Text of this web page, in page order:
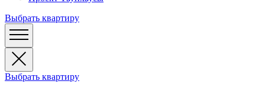
Выбрать квартиру
Выбрать квартиру